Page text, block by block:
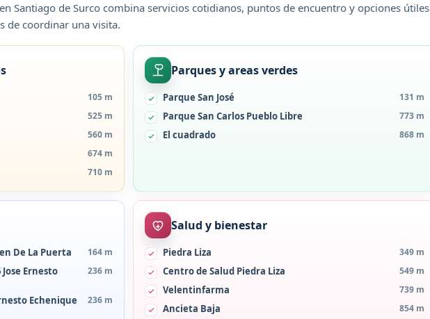
Santiago de Surco combina servicios cotidianos, puntos de encuentro y opciones útiles
de coordinar una visita.
105 m
525 m
560 m
674 m
710 m
Parques y areas verdes
Parque San José 131 m
Parque San Carlos Pueblo Libre 773 m
El cuadrado 868 m
De La Puerta 164 m
Ernesto
236 m
Echenique
236 m
Salud y bienestar
Piedra Liza 349 m
Centro de Salud Piedra Liza 549 m
Velentinfarma 739 m
Ancieta Baja 854 m